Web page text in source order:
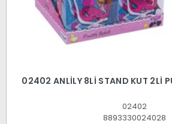
02402 ANLİLY 8Lİ STAND KUT 2Lİ
02402
8893330024028